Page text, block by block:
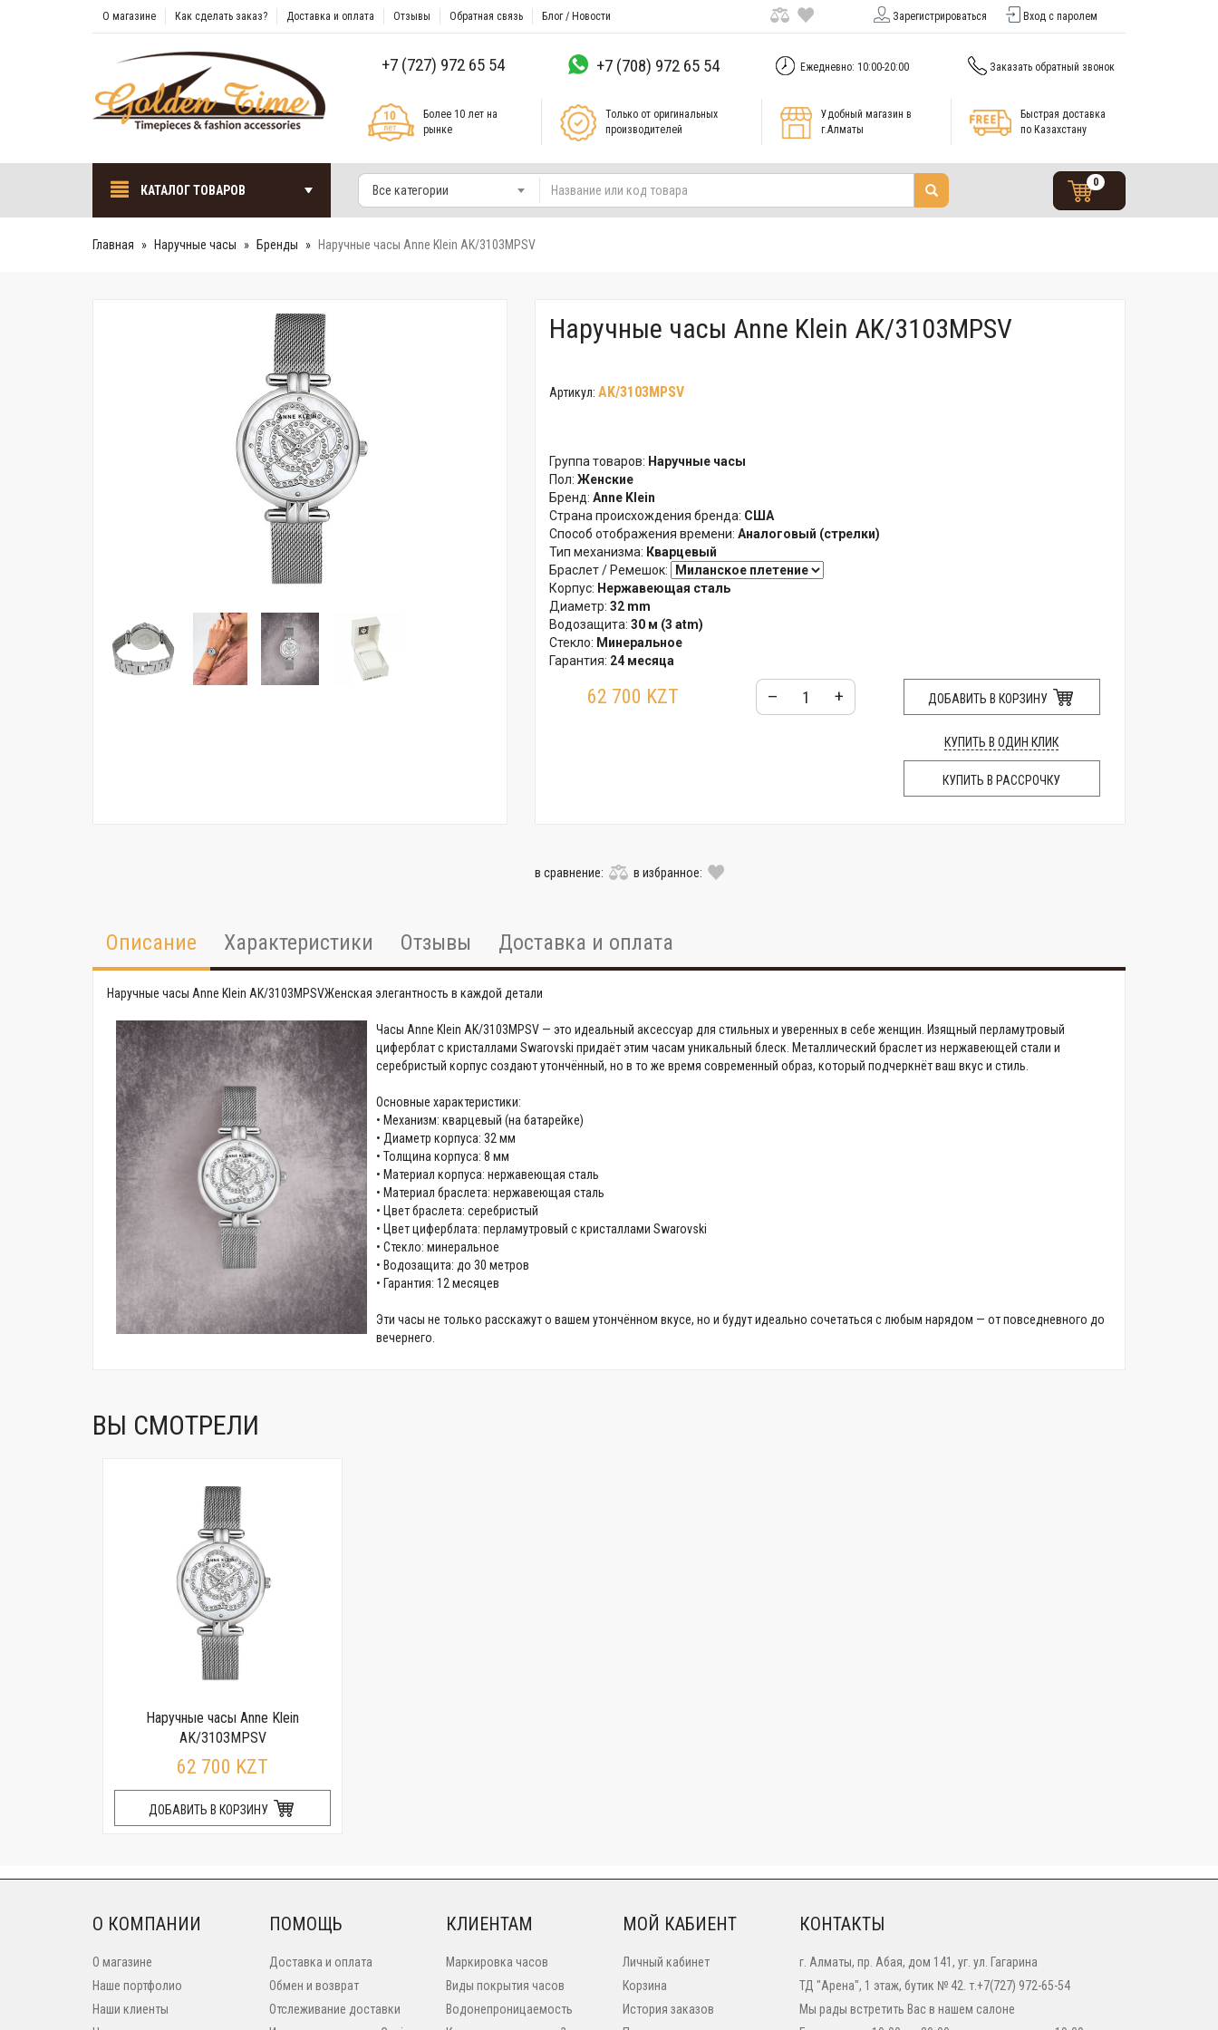
О магазине Как сделать заказ? Доставка и оплата Отзывы Обратная связь Блог / Новости Зарегистрироваться Вход с паролем
+7 (727) 972 65 54 +7 (708) 972 65 54 Ежедневно: 10:00-20:00 Заказать обратный звонок
Более 10 лет на
рынке
Только от оригинальных
производителей
Удобный магазин в
г.Алматы
Быстрая доставка
по Казахстану
КАТАЛОГ ТОВАРОВ Все категории
0
Главная Наручные часы Бренды Наручные часы Anne Klein AK/3103MPSV
Наручные часы Anne Klein AK/3103MPSV
Артикул: AK/3103MPSV
Группа товаров: Наручные часы
Пол: Женские
Бренд: Anne Klein
Страна происхождения бренда: США
Способ отображения времени: Аналоговый (стрелки)
Тип механизма: Кварцевый
Браслет / Ремешок:
Корпус: Нержавеющая сталь
Диаметр: 32 mm
Водозащита: 30 м (3 atm)
Стекло: Минеральное
Гарантия: 24 месяца
62 700 KZT – + ДОБАВИТЬ В КОРЗИНУ
КУПИТЬ В ОДИН КЛИК
КУПИТЬ В РАССРОЧКУ
в сравнение: в избранное:
Описание Характеристики Отзывы Доставка и оплата
Наручные часы Anne Klein AK/3103MPSVЖенская элегантность в каждой детали
Часы Anne Klein AK/3103MPSV — это идеальный аксессуар для стильных и уверенных в себе женщин. Изящный перламутровый
циферблат с кристаллами Swarovski придаёт этим часам уникальный блеск. Металлический браслет из нержавеющей стали и
серебристый корпус создают утончённый, но в то же время современный образ, который подчеркнёт ваш вкус и стиль.
Основные характеристики:
• Механизм: кварцевый (на батарейке)
• Диаметр корпуса: 32 мм
• Толщина корпуса: 8 мм
• Материал корпуса: нержавеющая сталь
• Материал браслета: нержавеющая сталь
• Цвет браслета: серебристый
• Цвет циферблата: перламутровый с кристаллами Swarovski
• Стекло: минеральное
• Водозащита: до 30 метров
• Гарантия: 12 месяцев
Эти часы не только расскажут о вашем утончённом вкусе, но и будут идеально сочетаться с любым нарядом — от повседневного до
вечернего.
ВЫ СМОТРЕЛИ
Наручные часы Anne Klein
AK/3103MPSV
62 700 KZT
ДОБАВИТЬ В КОРЗИНУ
О КОМПАНИИ
О магазине
Наше портфолио
Наши клиенты
ПОМОЩЬ
Доставка и оплата
Обмен и возврат
Отслеживание доставки
КЛИЕНТАМ
Маркировка часов
Виды покрытия часов
Водонепроницаемость
МОЙ КАБИЕНТ
Личный кабинет
Корзина
История заказов
КОНТАКТЫ
г. Алматы, пр. Абая, дом 141, уг. ул. Гагарина
ТД "Арена", 1 этаж, бутик № 42. т.+7(727) 972-65-54
Мы рады встретить Вас в нашем салоне